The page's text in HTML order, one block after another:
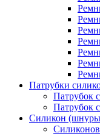
Патрубки
Патрубок
Патрубок
Силикон